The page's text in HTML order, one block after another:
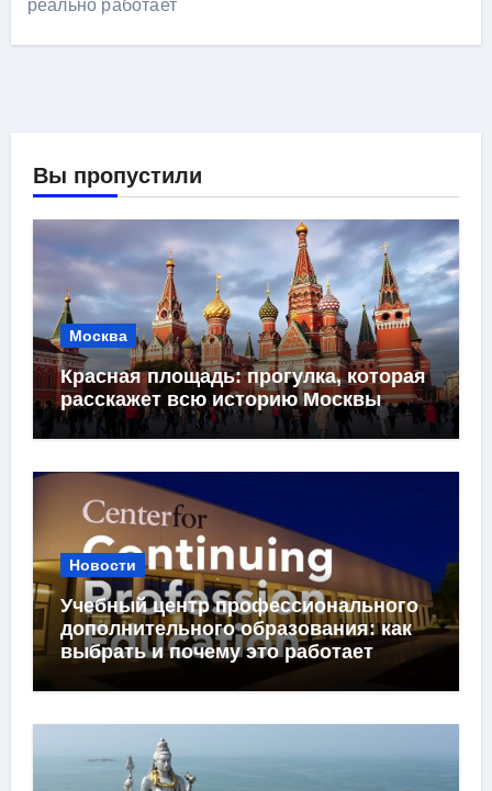
реально работает
Вы пропустили
Москва
Красная площадь: прогулка, которая
расскажет всю историю Москвы
Новости
Учебный центр профессионального
дополнительного образования: как
выбрать и почему это работает